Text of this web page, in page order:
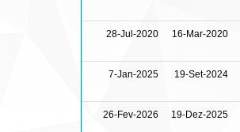
28-Jul-2020 16-Mar-2020
7-Jan-2025 19-Set-2024
26-Fev-2026 19-Dez-2025